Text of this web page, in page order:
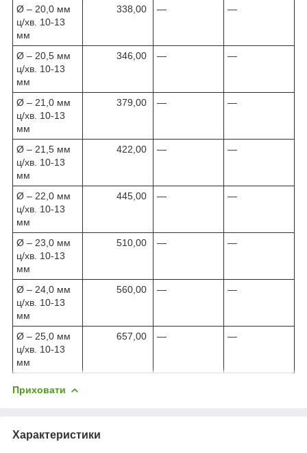
Ø – 20,0 мм
ц/хв. 10-13
мм
338,00 — —
Ø – 20,5 мм
ц/хв. 10-13
мм
346,00 — —
Ø – 21,0 мм
ц/хв. 10-13
мм
379,00 — —
Ø – 21,5 мм
ц/хв. 10-13
мм
422,00 — —
Ø – 22,0 мм
ц/хв. 10-13
мм
445,00 — —
Ø – 23,0 мм
ц/хв. 10-13
мм
510,00 — —
Ø – 24,0 мм
ц/хв. 10-13
мм
560,00 — —
Ø – 25,0 мм
ц/хв. 10-13
мм
657,00 — —
Приховати
Характеристики